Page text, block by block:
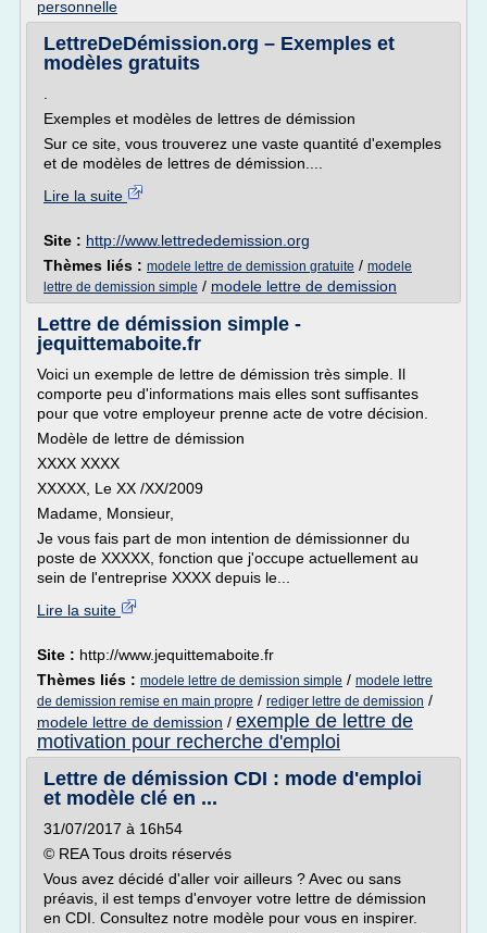
personnelle
LettreDeDémission.org – Exemples et
modèles gratuits
Exemples et modèles de lettres de démission
Sur ce site, vous trouverez une vaste quantité d'exemples
et de modèles de lettres de démission....
Lire la suite
Site : http://www.lettrededemission.org
Thèmes liés : modele lettre de demission gratuite / modele
lettre de demission simple / modele lettre de demission
Lettre de démission simple -
jequittemaboite.fr
Voici un exemple de lettre de démission très simple. Il
comporte peu d'informations mais elles sont suffisantes
pour que votre employeur prenne acte de votre décision.
Modèle de lettre de démission
XXXX XXXX
XXXXX, Le XX /XX/2009
Madame, Monsieur,
Je vous fais part de mon intention de démissionner du
poste de XXXXX, fonction que j'occupe actuellement au
sein de l'entreprise XXXX depuis le...
Lire la suite
Site : http://www.jequittemaboite.fr
Thèmes liés : modele lettre de demission simple / modele lettre
de demission remise en main propre / rediger lettre de demission /
modele lettre de demission / exemple de lettre de
motivation pour recherche d'emploi
Lettre de démission CDI : mode d'emploi
et modèle clé en ...
31/07/2017 à 16h54
© REA Tous droits réservés
Vous avez décidé d'aller voir ailleurs ? Avec ou sans
préavis, il est temps d'envoyer votre lettre de démission
en CDI. Consultez notre modèle pour vous en inspirer.